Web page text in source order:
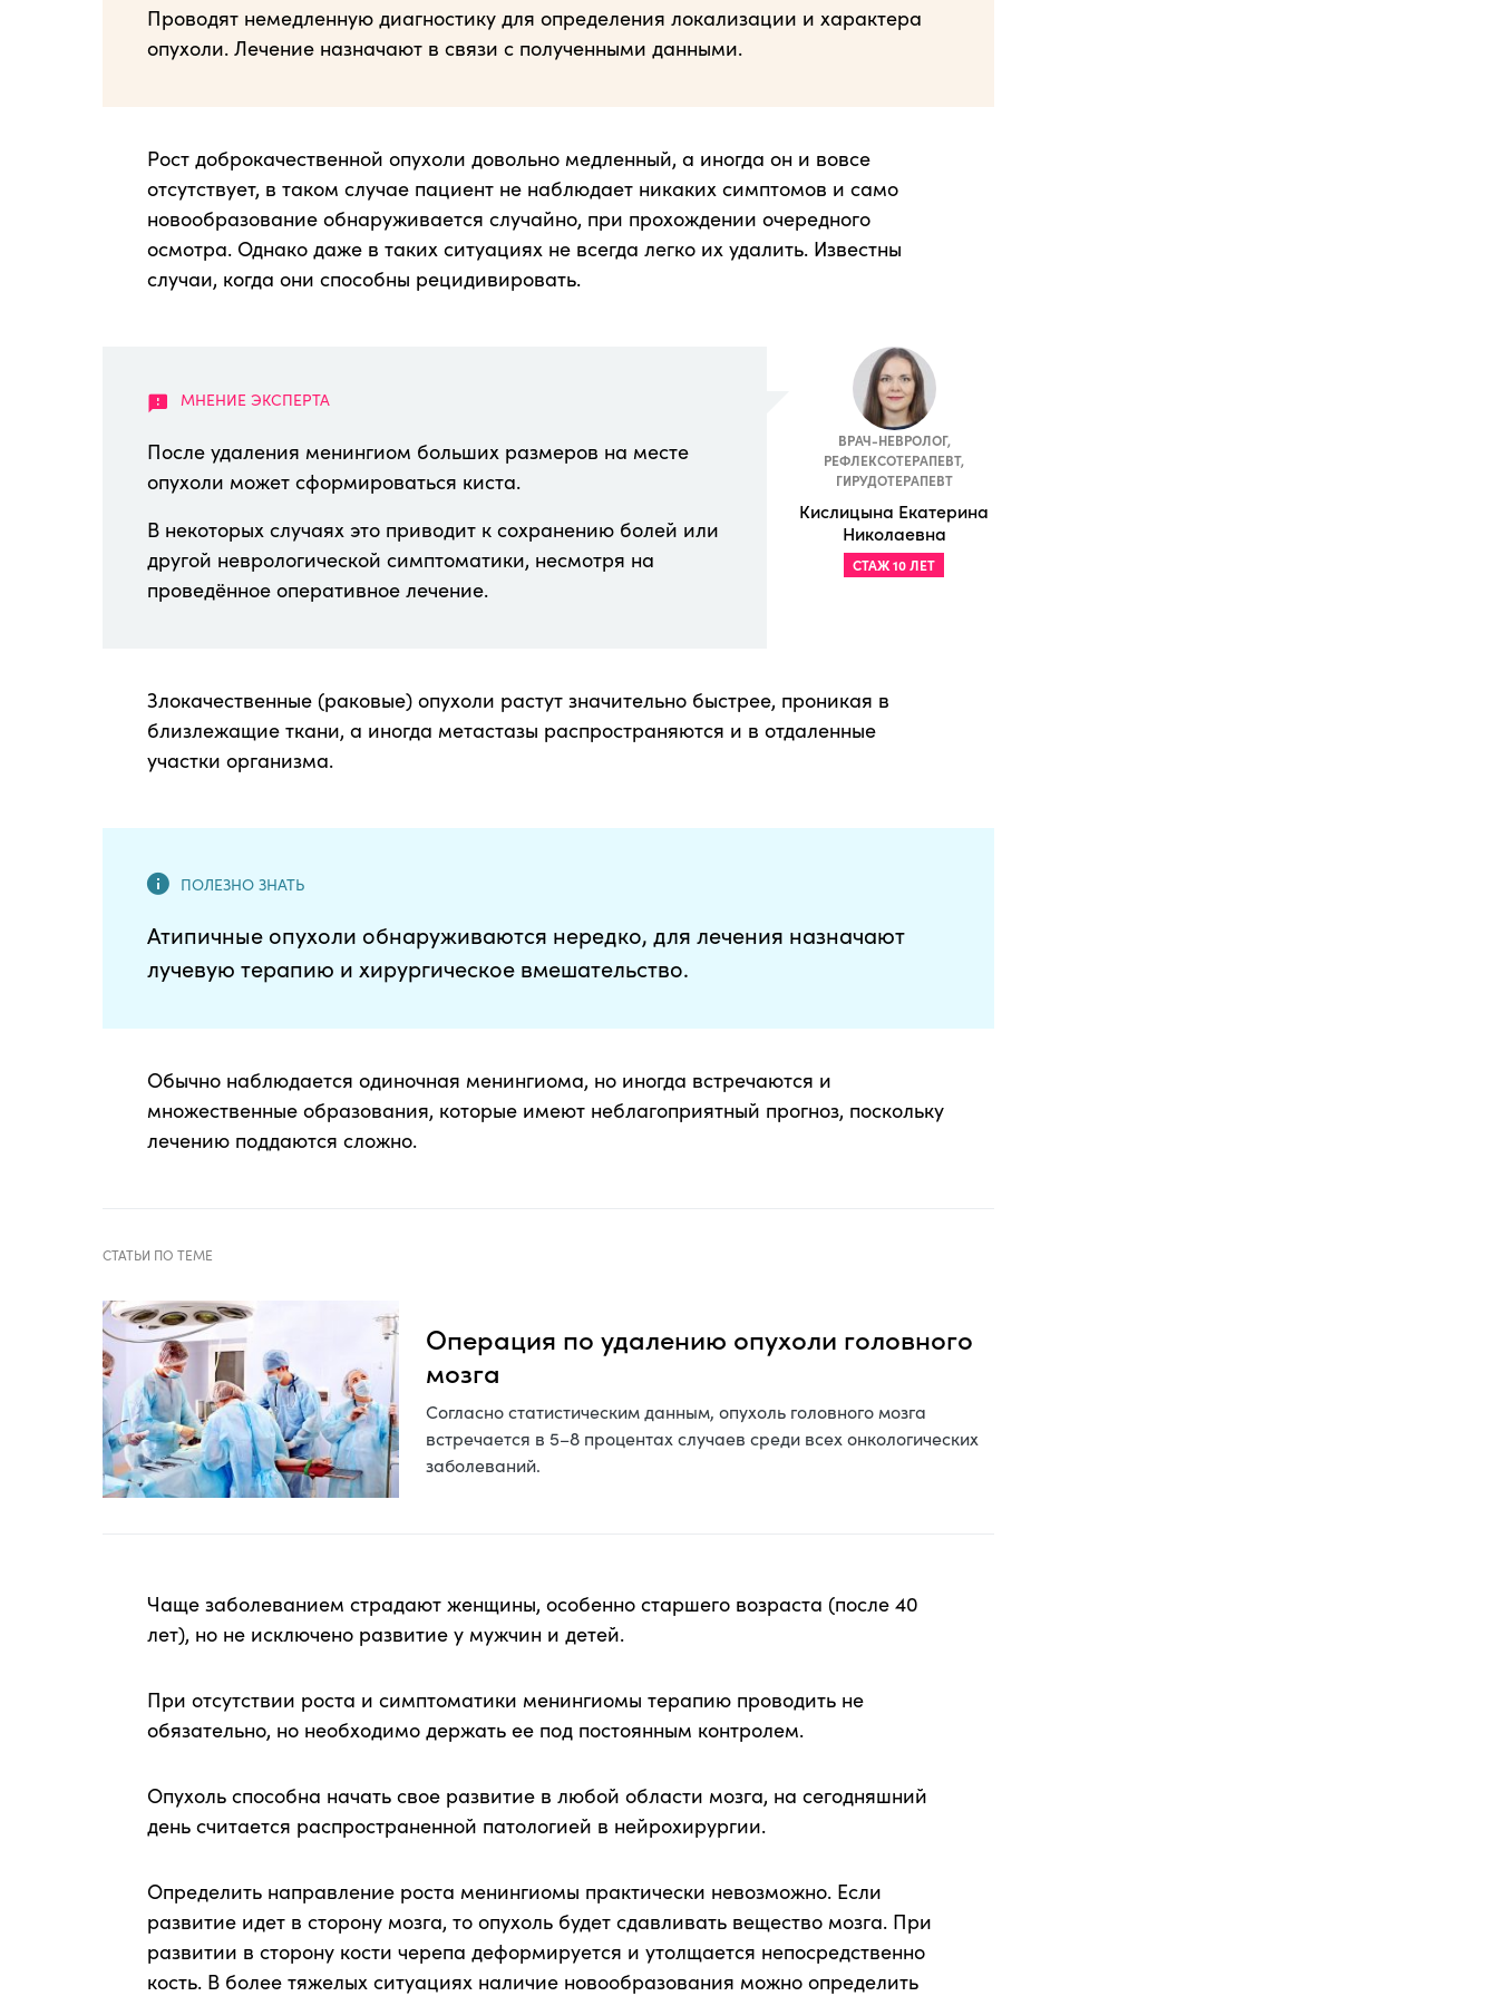
Проводят немедленную диагностику для определения локализации и характера
опухоли. Лечение назначают в связи с полученными данными.
Рост доброкачественной опухоли довольно медленный, а иногда он и вовсе
отсутствует, в таком случае пациент не наблюдает никаких симптомов и само
новообразование обнаруживается случайно, при прохождении очередного
осмотра. Однако даже в таких ситуациях не всегда легко их удалить. Известны
случаи, когда они способны рецидивировать.
После удаления менингиом больших размеров на месте
опухоли может сформироваться киста.
В некоторых случаях это приводит к сохранению болей или
другой неврологической симптоматики, несмотря на
проведённое оперативное лечение.
ВРАЧ-НЕВРОЛОГ,
РЕФЛЕКСОТЕРАПЕВТ,
ГИРУДОТЕРАПЕВТ
Кислицына Екатерина
Николаевна
СТАЖ 10 ЛЕТ
Злокачественные (раковые) опухоли растут значительно быстрее, проникая в
близлежащие ткани, а иногда метастазы распространяются и в отдаленные
участки организма.
Атипичные опухоли обнаруживаются нередко, для лечения назначают
лучевую терапию и хирургическое вмешательство.
Обычно наблюдается одиночная менингиома, но иногда встречаются и
множественные образования, которые имеют неблагоприятный прогноз, поскольку
лечению поддаются сложно.
Операция по удалению опухоли головного
мозга
Согласно статистическим данным, опухоль головного мозга
встречается в 5–8 процентах случаев среди всех онкологических
заболеваний.
Чаще заболеванием страдают женщины, особенно старшего возраста (после 40
лет), но не исключено развитие у мужчин и детей.
При отсутствии роста и симптоматики менингиомы терапию проводить не
обязательно, но необходимо держать ее под постоянным контролем.
Опухоль способна начать свое развитие в любой области мозга, на сегодняшний
день считается распространенной патологией в нейрохирургии.
Определить направление роста менингиомы практически невозможно. Если
развитие идет в сторону мозга, то опухоль будет сдавливать вещество мозга. При
развитии в сторону кости черепа деформируется и утолщается непосредственно
кость. В более тяжелых ситуациях наличие новообразования можно определить